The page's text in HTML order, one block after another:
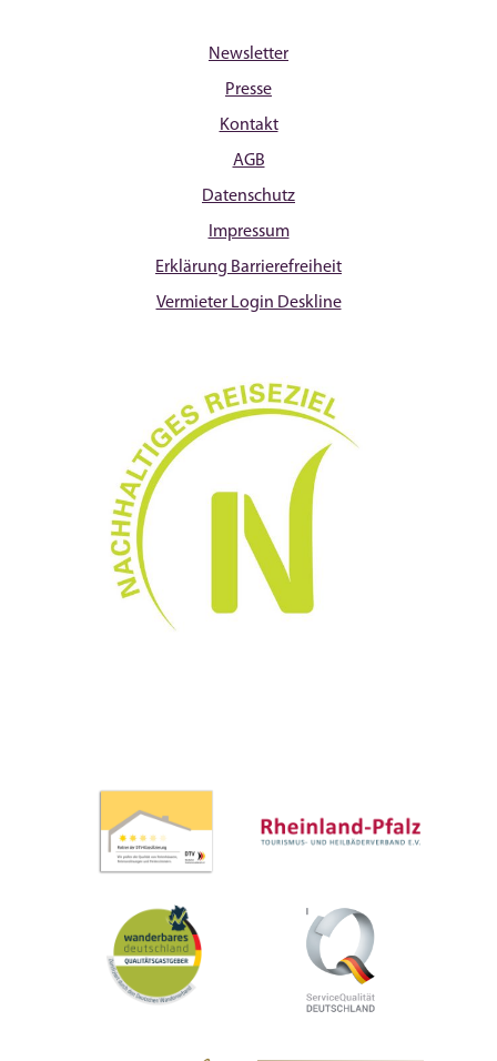
Newsletter
Presse
Kontakt
AGB
Datenschutz
Impressum
Erklärung Barrierefreiheit
Vermieter Login Deskline